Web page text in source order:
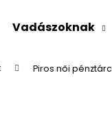
Vadászoknak
Piros női